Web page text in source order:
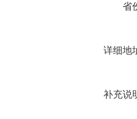
省
详细地
补充说